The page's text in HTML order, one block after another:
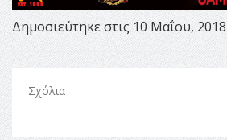
Δημοσιεύτηκε στις 10 Μαΐου, 2018
Σχόλια